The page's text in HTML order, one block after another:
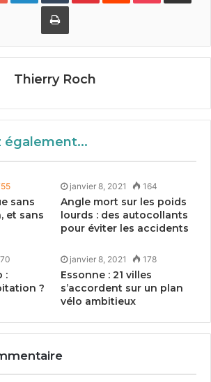
Imprimer
Thierry Roch
également...
sans
et sans
janvier 8, 2021 164
Angle mort sur les poids
lourds : des autocollants
pour éviter les accidents
:
?
janvier 8, 2021 178
Essonne : 21 villes
s’accordent sur un plan
vélo ambitieux